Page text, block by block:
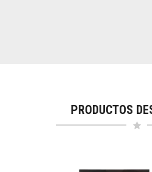
PRODUCTOS